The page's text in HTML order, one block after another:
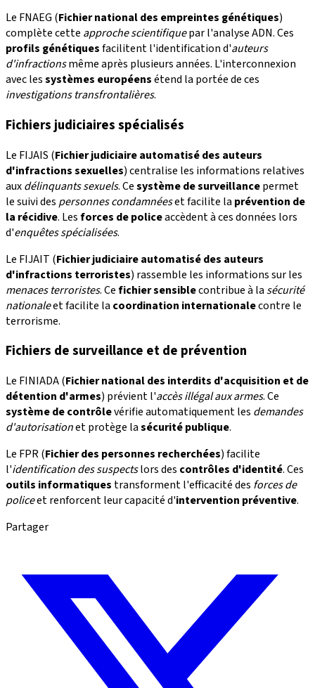
Le FNAEG (Fichier national des empreintes génétiques)
complète cette approche scientifiquepar l'analyse ADN. Ces
profils génétiquesfacilitent l'identification d'auteurs
d'infractionsmême après plusieurs années. L'interconnexion
avec lessystèmes européensétend la portée de ces
investigations transfrontalières.
Fichiers judiciaires spécialisés
Le FIJAIS (Fichier judiciaire automatisé des auteurs
d'infractions sexuelles) centralise les informations relatives
auxdélinquants sexuels. Cesystème de surveillancepermet
le suivi des personnes condamnéeset facilite la prévention de
la récidive. Lesforces de policeaccèdent à ces données lors
d'enquêtes spécialisées.
Le FIJAIT (Fichier judiciaire automatisé des auteurs
d'infractions terroristes) rassemble les informations sur les
menaces terroristes. Cefichier sensiblecontribue à la sécurité
nationaleet facilite la coordination internationalecontre le
terrorisme.
Fichiers de surveillance et de prévention
Le FINIADA (Fichier national des interdits d'acquisition et de
détention d'armes) prévient l'accès illégal aux armes. Ce
système de contrôlevérifie automatiquement les demandes
d'autorisationet protège lasécurité publique.
Le FPR (Fichier des personnes recherchées) facilite
l'identification des suspectslors des contrôles d'identité. Ces
outils informatiques transforment l'efficacité des forces de
policeet renforcent leur capacité d'intervention préventive.
Partager